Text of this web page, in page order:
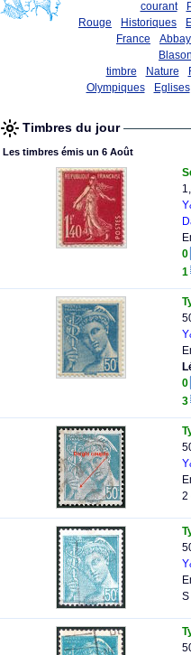
courant
Rouge
Historiques
France
timbre
Nature
Olympiques
Eglises
Timbres du jour
Les timbres émis un 6 Août
0
1
0
3
2